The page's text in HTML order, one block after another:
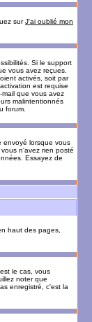
surJ'ai oublié mon
Si le support
vous avez reçues.
activés, soit par
est requise
que vous avez
malintentionnés
forum.
envoyé lorsque vous
n'avez rien posté
Essayez de
haut des pages,
le cas, vous
noter que
enregistré, c'est la